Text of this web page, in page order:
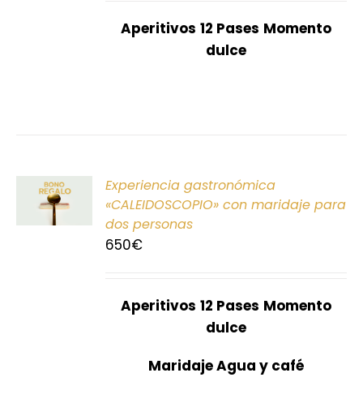
Aperitivos 12 Pases Momento
dulce
Experiencia gastronómica
«CALEIDOSCOPIO» con maridaje para
dos personas
650€
Aperitivos 12 Pases Momento
dulce
Maridaje Agua y café